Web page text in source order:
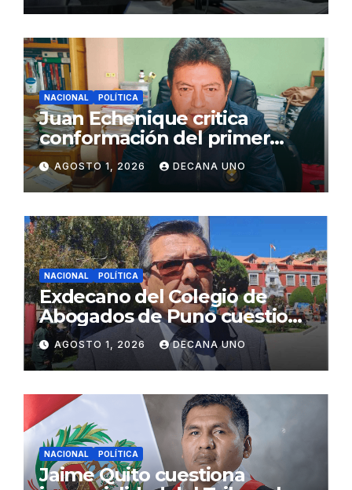
NACIONAL POLÍTICA
Juan Echenique critica
conformación del primer
gabinete ministerial de Keiko
Fujimori
AGOSTO 1, 2026 DECANA UNO
NACIONAL POLÍTICA
Exdecano del Colegio de
Abogados de Puno cuestiona
propuestas sobre seguridad
ciudadana
AGOSTO 1, 2026 DECANA UNO
NACIONAL POLÍTICA
Jaime Quito cuestiona